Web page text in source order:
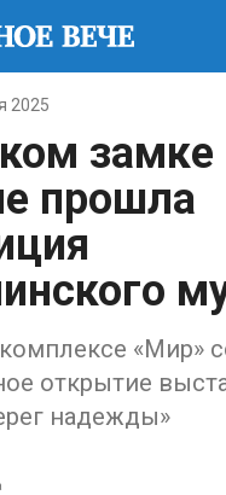
2025
замке
прошла
«Мир»
открытие
надежды»